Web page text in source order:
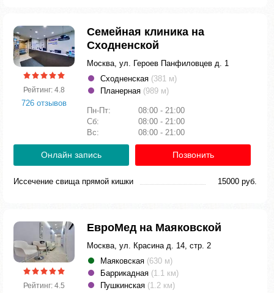
Рейтинг: 4.8
726 отзывов
Семейная клиника на
Сходненской
Москва, ул. Героев Панфиловцев д. 1
Сходненская (381 м)
Планерная (989 м)
Пн-Пт:
08:00 - 21:00
Сб:
08:00 - 21:00
Вс:
08:00 - 21:00
Онлайн запись Позвонить
Иссечение свища прямой кишки 15000 руб.
Рейтинг: 4.5
ЕвроМед на Маяковской
Москва, ул. Красина д. 14, стр. 2
Маяковская (630 м)
Баррикадная (1.1 км)
Пушкинская (1.2 км)